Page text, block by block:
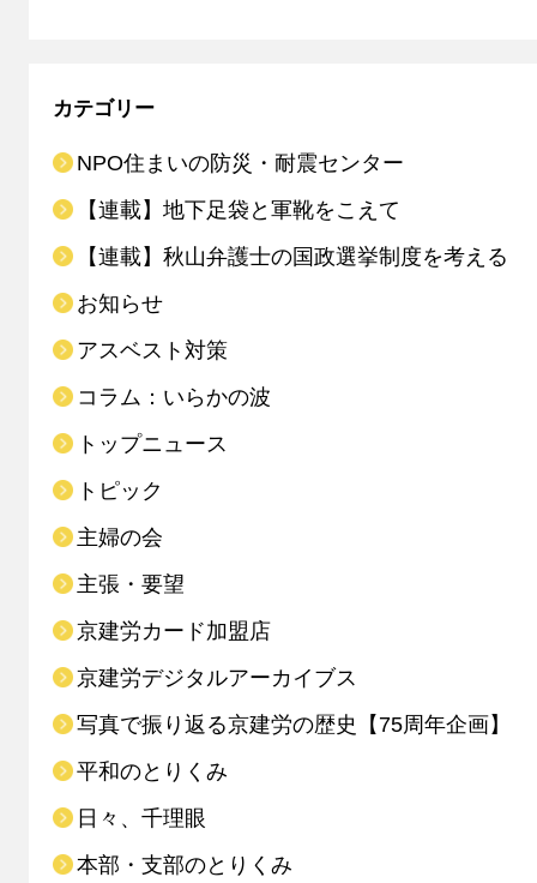
カテゴリー
NPO住まいの防災・耐震センター
【連載】地下足袋と軍靴をこえて
【連載】秋山弁護士の国政選挙制度を考える
お知らせ
アスベスト対策
コラム：いらかの波
トップニュース
トピック
主婦の会
主張・要望
京建労カード加盟店
京建労デジタルアーカイブス
写真で振り返る京建労の歴史【75周年企画】
平和のとりくみ
日々、千理眼
本部・支部のとりくみ